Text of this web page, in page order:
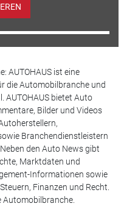
AUTOHAUS ist eine
die Automobilbranche und
AUTOHAUS bietet Auto
Bilder und Videos
Branchendienstleistern
den Auto News gibt
Marktdaten und
Informationen sowie
Finanzen und Recht.
Automobilbranche.